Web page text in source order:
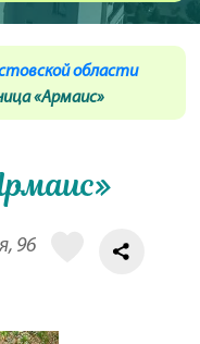
области
«Армаис»
96